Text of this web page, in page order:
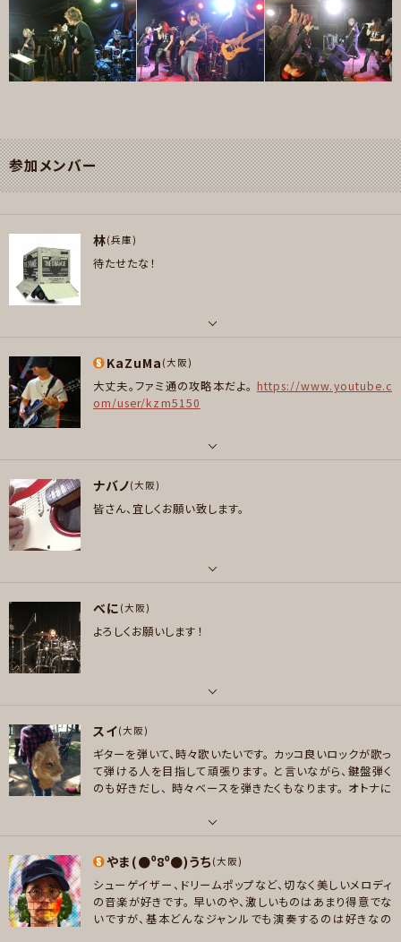
参加メンバー
林(兵庫)
待たせたな！
ボーカル , ギター , ベース , ピアノ/キーボード
好きなアーティスト
X JAPAN ドリームシアター スティーヴルカサー シンフォニーX リキッドテンシ
ティーン ヴィニームーア ハーレムスキャーレム 太田カツ シナジー 増﨑孝司
Vai DGM PAT METHENY 矢堀孝一 FRANK GAMBALE
好きなジャンル
ポップス , ロック , パンク/メロコア , ハードロック/ヘヴィメタル , ファンク/
ブルース , ジャズ/フュージョン , ソウル/R＆B , ボサノバ/ラテン , アニソン/
プレイヤー参加予定
KaZuMa (大阪)
大丈夫。ファミ通の攻略本だよ。 https://www.youtube.c
om/user/kzm5150
ボーカル , ギター , ベース
好きなジャンル
ロック , パンク/メロコア , ハードロック/ヘヴィメタル , ファンク/ブルース ,
プレイヤー参加予定
ナバノ(大阪)
皆さん、宜しくお願い致します。
ギター
好きなアーティスト
AC/DC、robben ford,dean brown,matt schofield,arsenio rodrigue
ansas,journey,styx,reospeedwagon,prism,square,松岡直也、山下達
好きなジャンル
ロック , ハードロック/ヘヴィメタル , ファンク/ブルース , ジャズ/フュージョ
ン , ソウル/R＆B , ボサノバ/ラテン , ヒップホップ/レゲエ
メッセージ
べに (大阪)
よろしくお願いします！
ドラム
好きなアーティスト
女王蜂 サカナクション アジカン Plastic Tree MUCC V系 etc
プレイヤー参加予定
メッセージ
スイ(大阪)
ギターを弾いて、時々歌いたいです。 カッコ良いロックが歌っ
て弾ける人を目指して頑張ります。 と言いながら、鍵盤弾く
のも好きだし、 時々ベースを弾きたくもなります。 オトナに
知らないジャンルの曲にも挑戦していきたいの
ボーカル , ギター , ベース , ピアノ/キーボード
好きなアーティスト
GLIM SPANKY・AKASAKI・Alexandros・Ben Folds Five・cocoo・Echob
elly・ELLEGARDEN・GRAPEVINE・Hawaiian6・JUDY AND MARY・Led Z
やま(●⁰8⁰●)うち (大阪)
シューゲイザー、ドリームポップなど、切なく美しいメロディ
の音楽が好きです。 早いのや、激しいものはあまり得意でな
いですが、基本どんなジャンルでも演奏するのは好きなの